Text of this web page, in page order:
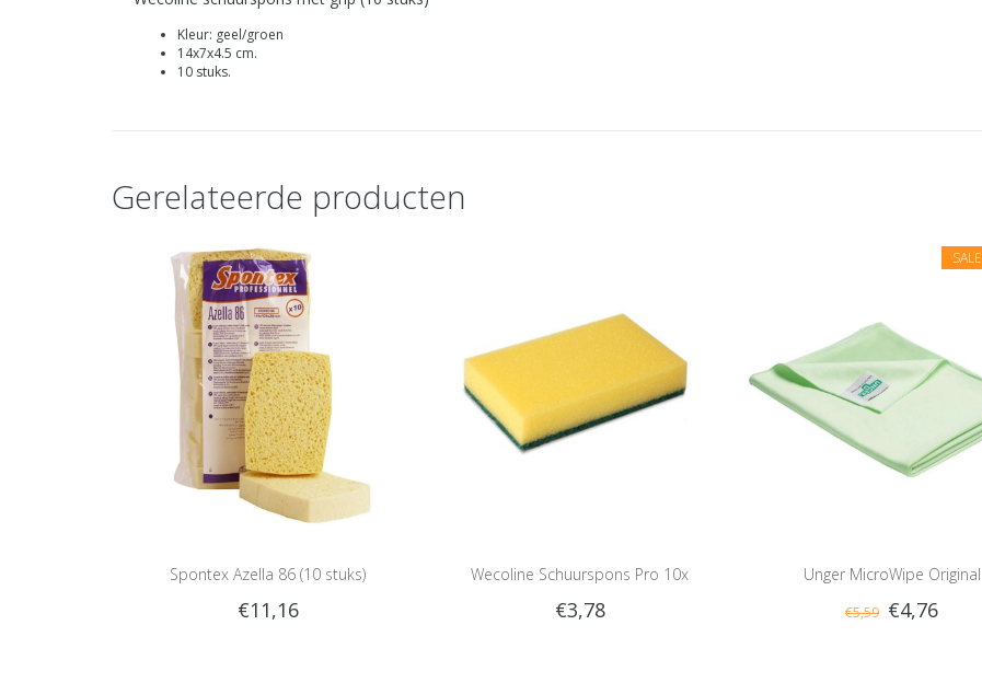
Kleur: geel/groen
14x7x4.5 cm.
10 stuks.
Gerelateerde producten
Spontex Azella 86 (10 stuks)
€11,16
Wecoline Schuurspons Pro 10x
€3,78
SALE
Unger MicroWipe Original
€5,59 €4,76